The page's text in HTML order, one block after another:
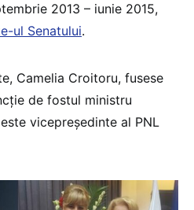
2013 – iunie 2015,
ul Senatului.
Camelia Croitoru, fusese
de fostul ministru
vicepreședinte al PNL